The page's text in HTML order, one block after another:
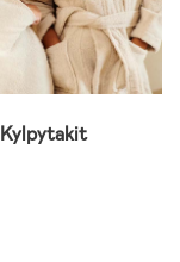
Kylpytakit